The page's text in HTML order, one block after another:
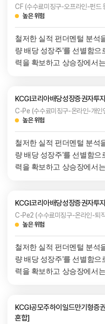
CF (수수료미징구-오프라인-펀드
높은 위험
철저한 실적 펀더멘털 분석
량 배당 성장주’를 선별함
력을 확보하고 상승장에서
KCGI코리아배당성장증권자투
C-Pe (수수료미징구-온라인-개인
높은 위험
철저한 실적 펀더멘털 분석
량 배당 성장주’를 선별함
력을 확보하고 상승장에서
KCGI코리아배당성장증권자투
C-Pe2 (수수료미징구-온라인-퇴
높은 위험
철저한 실적 펀더멘털 분석
량 배당 성장주’를 선별함
력을 확보하고 상승장에서
KCGI공모주하이일드만기형증
혼합]